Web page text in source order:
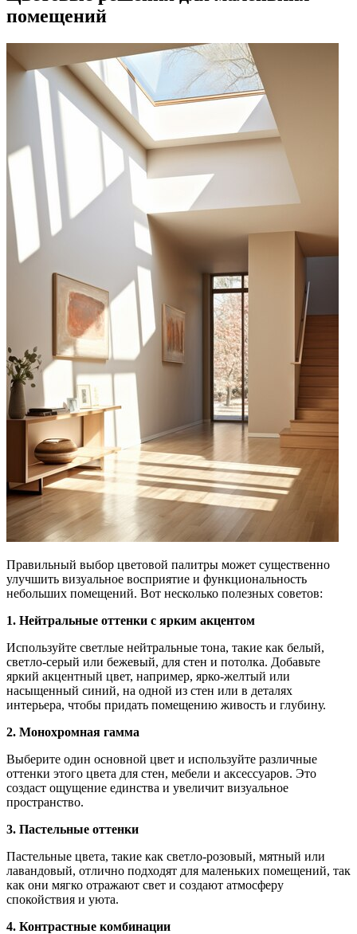
помещений
Правильный выбор цветовой палитры может существенно
улучшить визуальное восприятие и функциональность
небольших помещений. Вот несколько полезных советов:
1. Нейтральные оттенки с ярким акцентом
Используйте светлые нейтральные тона, такие как белый,
светло-серый или бежевый, для стен и потолка. Добавьте
яркий акцентный цвет, например, ярко-желтый или
насыщенный синий, на одной из стен или в деталях
интерьера, чтобы придать помещению живость и глубину.
2. Монохромная гамма
Выберите один основной цвет и используйте различные
оттенки этого цвета для стен, мебели и аксессуаров. Это
создаст ощущение единства и увеличит визуальное
пространство.
3. Пастельные оттенки
Пастельные цвета, такие как светло-розовый, мятный или
лавандовый, отлично подходят для маленьких помещений, так
как они мягко отражают свет и создают атмосферу
спокойствия и уюта.
4. Контрастные комбинации